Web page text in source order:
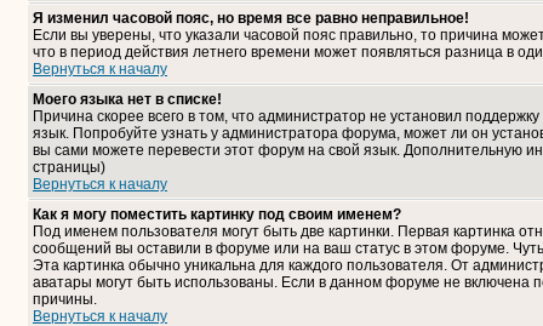
Я изменил часовой пояс, но время все равно неправильное!
Если вы уверены, что указали часовой пояс правильно, то причина
что в период действия летнего времени может появляться разница в
Вернуться к началу
Моего языка нет в списке!
Причина скорее всего в том, что администратор не установил
язык. Попробуйте узнать у администратора форума, может ли он
вы сами можете перевести этот форум на свой язык. Дополнительную
страницы)
Вернуться к началу
Как я могу поместить картинку под своим именем?
Под именем пользователя могут быть две картинки. Первая картинка
сообщений вы оставили в форуме или на ваш статус в этом форуме.
Эта картинка обычно уникальна для каждого пользователя. От
аватары могут быть использованы. Если в данном форуме не включена
причины.
Вернуться к началу